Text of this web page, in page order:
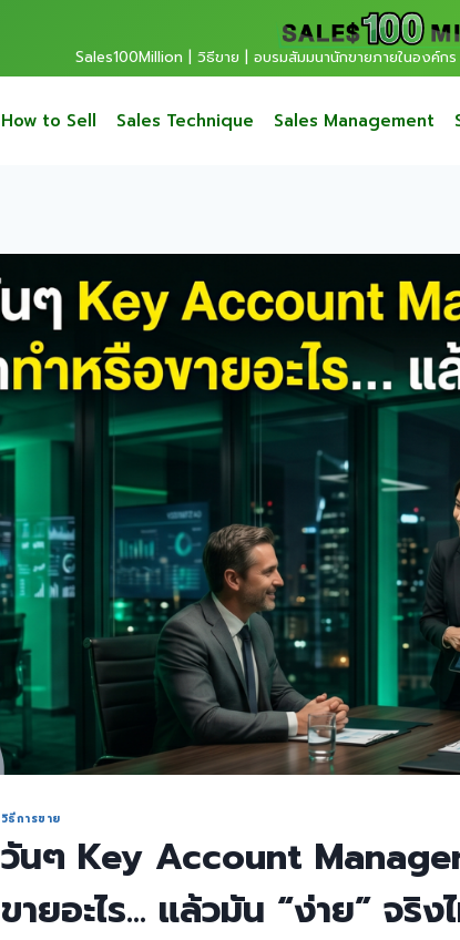
Sales100Million | วิธีขาย | อบรมสัมมนานักขายภายในองค์ก
How to Sell Sales Technique Sales Management
วิธีการขาย
วันๆ Key Account
ขายอะไร… แล้วมัน “ง่าย” จริง